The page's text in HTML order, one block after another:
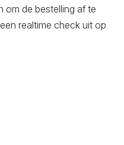
om de bestelling af te
realtime check uit op